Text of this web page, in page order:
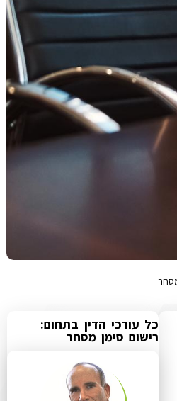
כל עורכי הדין בתחום:
רישום סימן מסחר